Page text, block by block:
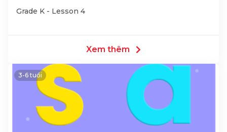
Grade K - Lesson 4
Xem thêm
3-6 tuổi